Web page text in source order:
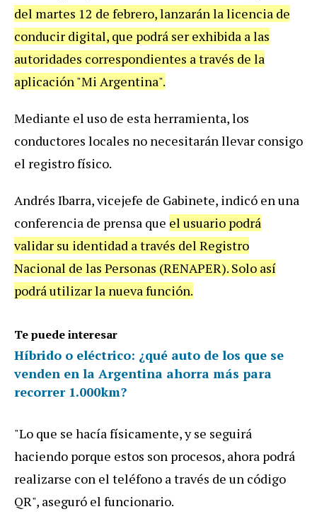
del martes 12 de febrero, lanzarán la licencia de
conducir digital, que podrá ser exhibida a las
autoridades correspondientes a través de la
aplicación "Mi Argentina".
Mediante el uso de esta herramienta, los
conductores locales no necesitarán llevar consigo
el registro físico.
Andrés Ibarra, vicejefe de Gabinete, indicó en una
conferencia de prensa que el usuario podrá
validar su identidad a través del Registro
Nacional de las Personas (RENAPER). Solo así
podrá utilizar la nueva función.
Te puede interesar
Híbrido o eléctrico: ¿qué auto de los que se
venden en la Argentina ahorra más para
recorrer 1.000km?
"Lo que se hacía físicamente, y se seguirá
haciendo porque estos son procesos, ahora podrá
realizarse con el teléfono a través de un código
QR", aseguró el funcionario.